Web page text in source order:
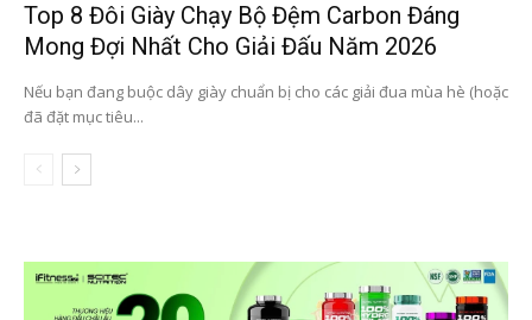
Top 8 Đôi Giày Chạy Bộ Đệm Carbon Đáng
Mong Đợi Nhất Cho Giải Đấu Năm 2026
Nếu bạn đang buộc dây giày chuẩn bị cho các giải đua mùa hè (hoặc
đã đặt mục tiêu...